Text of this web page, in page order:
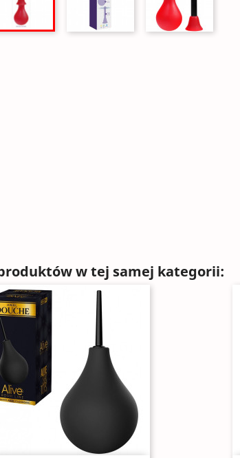
w tej samej kategorii: